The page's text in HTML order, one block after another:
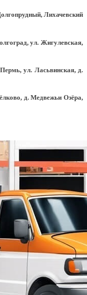
Лихачевский
ул. Жигулевская,
ул. Ласьвинская, д.
д. Медвежьи Озёра,